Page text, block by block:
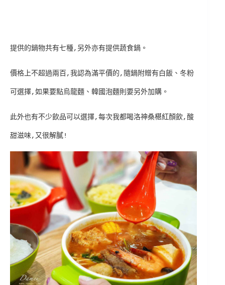
提供的鍋物共有七種,另外亦有提供蔬食鍋。
價格上不超過兩百,我認為滿平價的,隨鍋附贈有白飯、冬粉
可選擇,如果要點烏龍麵、韓國泡麵則要另外加購。
此外也有不少飲品可以選擇,每次我都喝洛神桑椹紅顏飲,酸
甜滋味,又很解膩!